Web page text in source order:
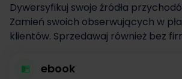
Dywersyfikuj swoje źródła
Zamień swoich obserwujących w
klientów. Sprzedawaj również bez
ebook